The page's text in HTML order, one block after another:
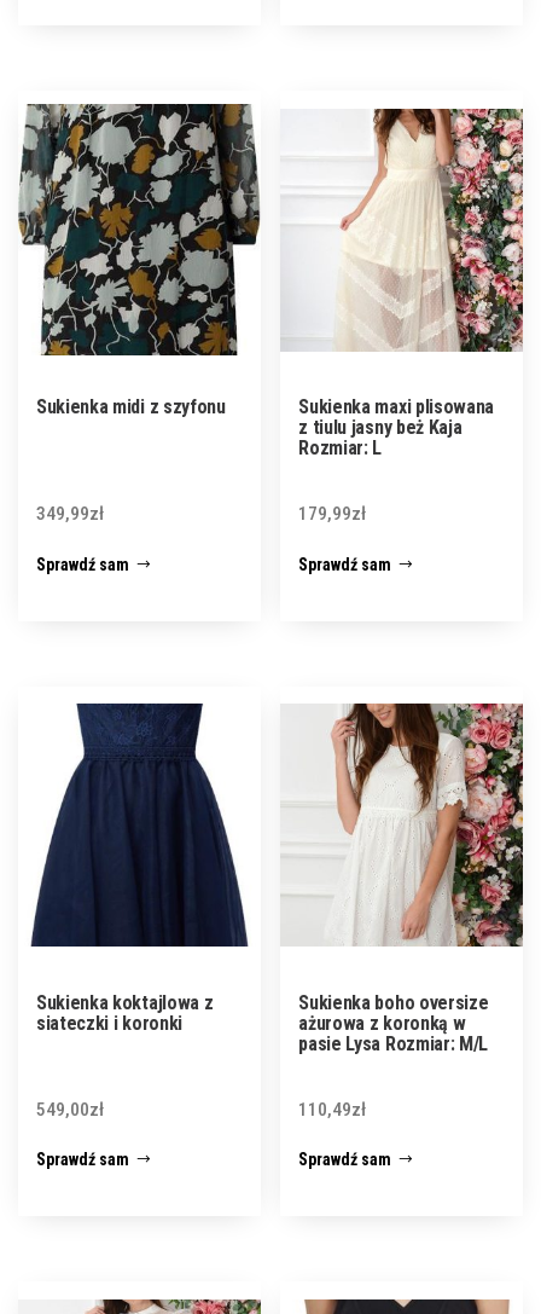
Sukienka midi z szyfonu
349,99zł
Sprawdź sam
Sukienka maxi plisowana
z tiulu jasny beż Kaja
Rozmiar: L
179,99zł
Sprawdź sam
Sukienka koktajlowa z
siateczki i koronki
549,00zł
Sprawdź sam
Sukienka boho oversize
ażurowa z koronką w
pasie Lysa Rozmiar: M/L
110,49zł
Sprawdź sam